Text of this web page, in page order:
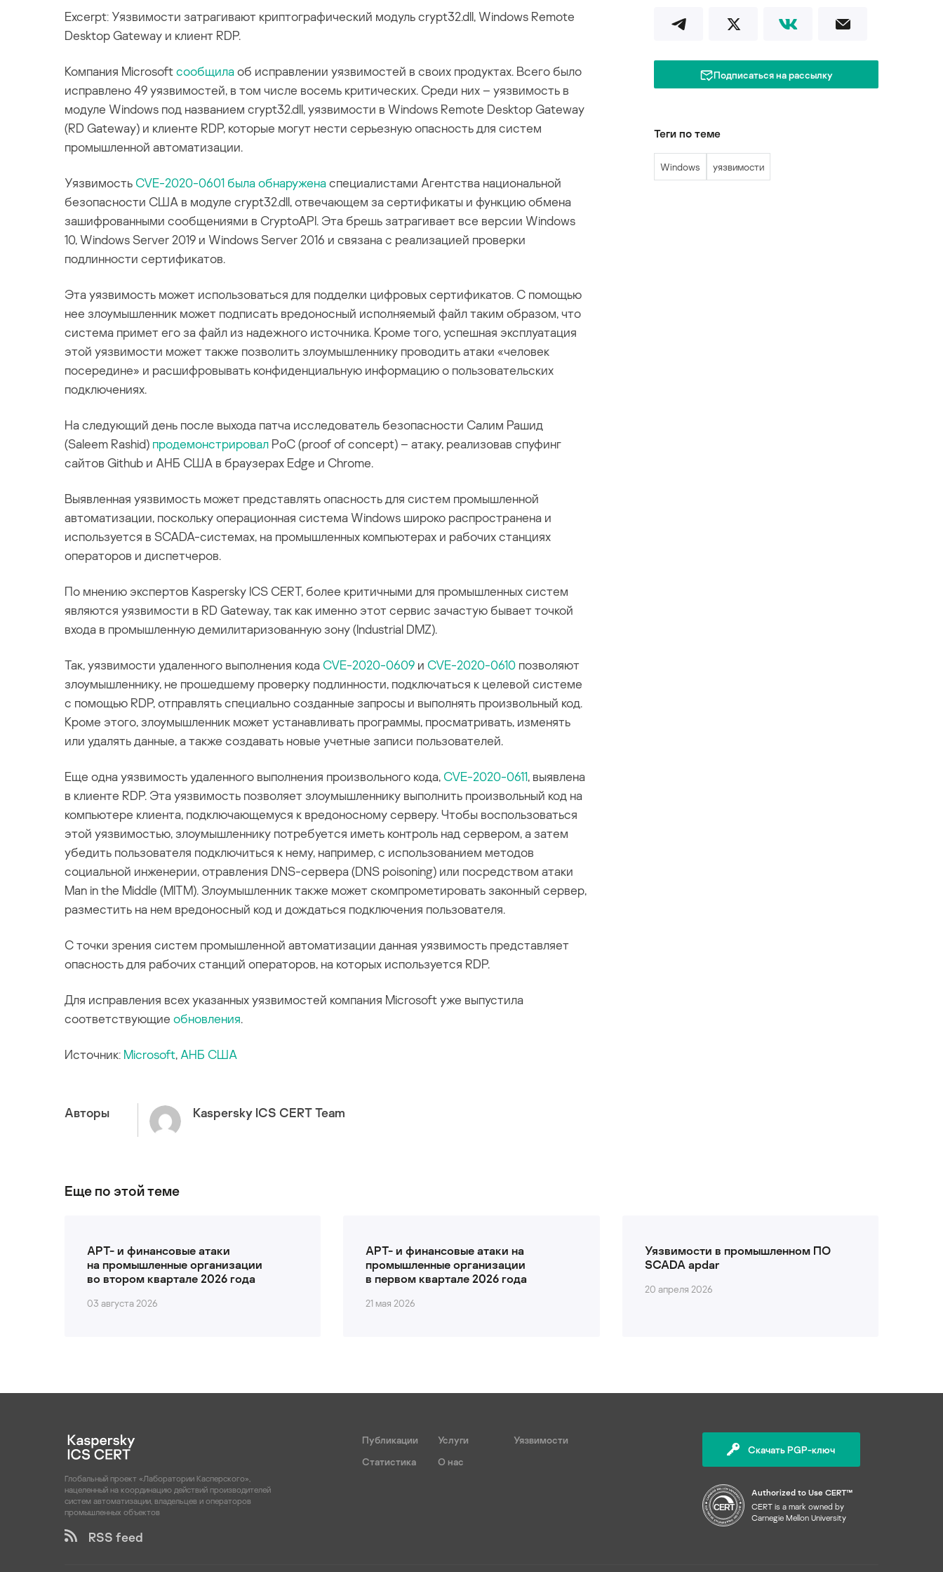
Excerpt: Уязвимости затрагивают криптографический модуль crypt32.dll, Windows Remote
Desktop Gateway и клиент RDP.
Компания Microsoftсообщилаоб исправлении уязвимостей в своих продуктах. Всего было
исправлено 49 уязвимостей, в том числе восемь критических. Среди них – уязвимость в
модуле Windows под названием crypt32.dll, уязвимости в Windows Remote Desktop Gateway
(RD Gateway) и клиенте RDP, которые могут нести серьезную опасность для систем
промышленной автоматизации.
УязвимостьCVE-2020-0601 была обнаруженаспециалистами Агентства национальной
безопасности США в модуле crypt32.dll, отвечающем за сертификаты и функцию обмена
зашифрованными сообщениями в CryptoAPI. Эта брешь затрагивает все версии Windows
10, Windows Server 2019 и Windows Server 2016 и связана с реализацией проверки
подлинности сертификатов.
Эта уязвимость может использоваться для подделки цифровых сертификатов. С помощью
нее злоумышленник может подписать вредоносный исполняемый файл таким образом, что
система примет его за файл из надежного источника. Кроме того, успешная эксплуатация
этой уязвимости может также позволить злоумышленнику проводить атаки «человек
посередине» и расшифровывать конфиденциальную информацию о пользовательских
подключениях.
На следующий день после выхода патча исследователь безопасности Салим Рашид
(Saleem Rashid) продемонстрировал PoC (proof of concept) – атаку, реализовав спуфинг
сайтов Github и АНБ США в браузерах Edge и Chrome.
Выявленная уязвимость может представлять опасность для систем промышленной
автоматизации, поскольку операционная система Windows широко распространена и
используется в SCADA-системах, на промышленных компьютерах и рабочих станциях
операторов и диспетчеров.
По мнению экспертов Kaspersky ICS CERT, более критичными для промышленных систем
являются уязвимости в RD Gateway, так как именно этот сервис зачастую бывает точкой
входа в промышленную демилитаризованную зону (Industrial DMZ).
Так, уязвимости удаленного выполнения кодаCVE-2020-0609 и CVE-2020-0610 позволяют
злоумышленнику, не прошедшему проверку подлинности, подключаться к целевой системе
с помощью RDP, отправлять специально созданные запросы и выполнять произвольный код.
Кроме этого, злоумышленник может устанавливать программы, просматривать, изменять
или удалять данные, а также создавать новые учетные записи пользователей.
Еще одна уязвимость удаленного выполнения произвольного кода,CVE-2020-0611, выявлена
в клиенте RDP. Эта уязвимость позволяет злоумышленнику выполнить произвольный код на
компьютере клиента, подключающемуся к вредоносному серверу. Чтобы воспользоваться
этой уязвимостью, злоумышленнику потребуется иметь контроль над сервером, а затем
убедить пользователя подключиться к нему, например, с использованием методов
социальной инженерии, отравления DNS-сервера (DNS poisoning) или посредством атаки
Man in the Middle (MITM). Злоумышленник также может скомпрометировать законный сервер,
разместить на нем вредоносный код и дождаться подключения пользователя.
С точки зрения систем промышленной автоматизации данная уязвимость представляет
опасность для рабочих станций операторов, на которых используется RDP.
Для исправления всех указанных уязвимостей компания Microsoft уже выпустила
соответствующие обновления.
Источник: Microsoft, АНБ США
Авторы Kaspersky ICS CERT Team
Подписаться на рассылку
Теги по теме
Windows уязвимости
Еще по этой теме
APT- и финансовые атаки
на промышленные организации
во втором квартале 2026 года
03 августа 2026
APT- и финансовые атаки на
промышленные организации
в первом квартале 2026 года
21 мая 2026
Уязвимости в промышленном ПО
SCADA apdar
20 апреля 2026
Глобальный проект «Лаборатории Касперского»,
нацеленный на координацию действий производителей
систем автоматизации, владельцев и операторов
промышленных объектов
RSS feed
Публикации Услуги
Уязвимости
Статистика
О нас
Скачать PGP-ключ
Authorized to Use CERT™
CERT is a mark owned by
Carnegie Mellon University